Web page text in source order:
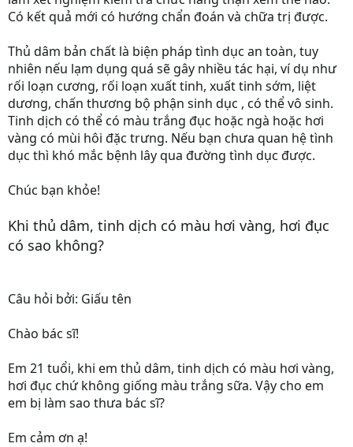
Có kết quả mới có hướng chẩn đoán và chữa trị được.
Thủ dâm bản chất là biện pháp tình dục an toàn, tuy
nhiên nếu lạm dụng quá sẽ gây nhiều tác hại, ví dụ như
rối loạn cương, rối loạn xuất tinh, xuất tinh sớm, liệt
dương, chấn thương bộ phận sinh dục , có thể vô sinh.
Tinh dịch có thể có màu trắng đục hoặc ngà hoặc hơi
vàng có mùi hôi đặc trưng. Nếu bạn chưa quan hệ tình
dục thì khó mắc bệnh lây qua đường tình dục được.
Chúc bạn khỏe!
Khi thủ dâm, tinh dịch có màu hơi vàng, hơi đục
có sao không?
Câu hỏi bởi: Giấu tên
Chào bác sĩ!
Em 21 tuổi, khi em thủ dâm, tinh dịch có màu hơi vàng,
hơi đục chứ không giống màu trắng sữa. Vậy cho em
em bị làm sao thưa bác sĩ?
Em cảm ơn ạ!